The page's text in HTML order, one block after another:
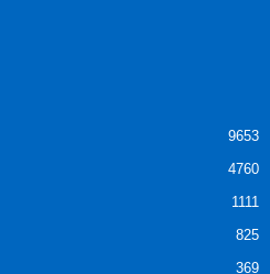
9653
4760
1111
825
369